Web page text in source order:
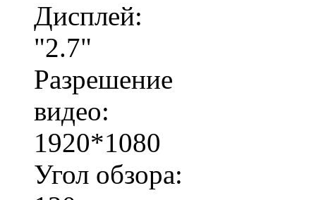
Дисплей:
"2.7"
Разрешение
видео:
1920*1080
Угол обзора: